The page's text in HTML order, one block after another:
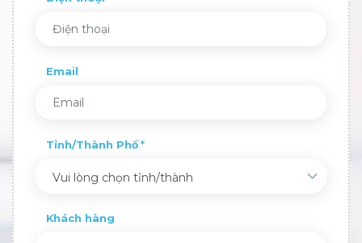
Email
Tỉnh/Thành Phố
Vui lòng chọn tỉnh/thành
Khách hàng